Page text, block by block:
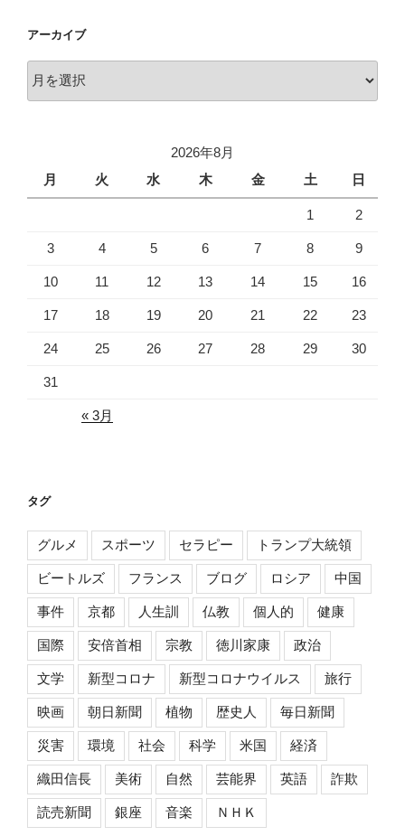
アーカイブ
ー
2026年8月
月
火 水 木 金 土 日
1 2
3 4 5 6 7 8 9
10 11 12 13 14 15 16
17 18 19 20 21 22 23
24 25 26 27 28 29 30
31
« 3月
タグ
グルメ スポーツ セラピー トランプ大統領
ビートルズ フランス ブログ ロシア 中国
事件 京都 人生訓 仏教 個人的 健康
国際 安倍首相 宗教 徳川家康 政治
文学 新型コロナ 新型コロナウイルス 旅行
映画 朝日新聞 植物 歴史人 毎日新聞
災害 環境 社会 科学 米国 経済
織田信長 美術 自然 芸能界 英語 詐欺
読売新聞 銀座 音楽 ＮＨＫ